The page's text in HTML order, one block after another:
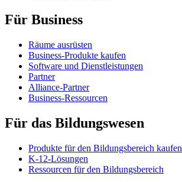
Für Business
Räume ausrüsten
Business-Produkte kaufen
Software und Dienstleistungen
Partner
Alliance-Partner
Business-Ressourcen
Für das Bildungswesen
Produkte für den Bildungsbereich kaufen
K-12-Lösungen
Ressourcen für den Bildungsbereich